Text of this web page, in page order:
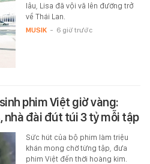
lâu, Lisa đã vội vã lên đường trở
về Thái Lan.
MUSIK - 6 giờ trước
phim Việt giờ vàng:
nhà đài đút túi 3 tỷ mỗi tập
Sức hút của bộ phim làm triệu
khán mong chờ từng tập, đưa
phim Việt đến thời hoàng kim.